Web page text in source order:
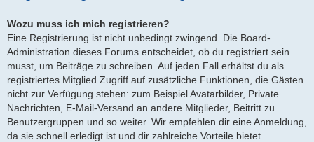
Wozu muss ich mich registrieren?
Eine Registrierung ist nicht unbedingt zwingend. Die Board-
Administration dieses Forums entscheidet, ob du registriert sein
musst, um Beiträge zu schreiben. Auf jeden Fall erhältst du als
registriertes Mitglied Zugriff auf zusätzliche Funktionen, die Gästen
nicht zur Verfügung stehen: zum Beispiel Avatarbilder, Private
Nachrichten, E-Mail-Versand an andere Mitglieder, Beitritt zu
Benutzergruppen und so weiter. Wir empfehlen dir eine Anmeldung,
da sie schnell erledigt ist und dir zahlreiche Vorteile bietet.